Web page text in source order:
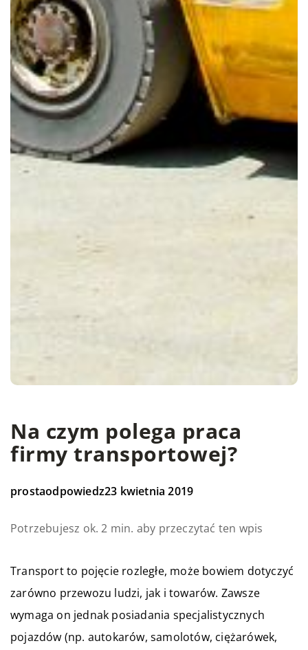
Na czym polega praca
firmy transportowej?
prostaodpowiedz23 kwietnia 2019
Potrzebujesz ok. 2 min. aby przeczytać ten wpis
Transport to pojęcie rozległe, może bowiem dotyczyć
zarówno przewozu ludzi, jak i towarów. Zawsze
wymaga on jednak posiadania specjalistycznych
pojazdów (np. autokarów, samolotów, ciężarówek,